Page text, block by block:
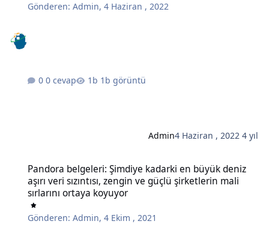
Gönderen:Admin,4 Haziran , 2022
0 cevap 1b görüntü
Admin4 Haziran , 2022 4 yıl
Pandora belgeleri: Şimdiye kadarki en büyük deniz
aşırı veri sızıntısı, zengin ve güçlü şirketlerin mali
sırlarını ortaya koyuyor
Gönderen:Admin,4 Ekim , 2021